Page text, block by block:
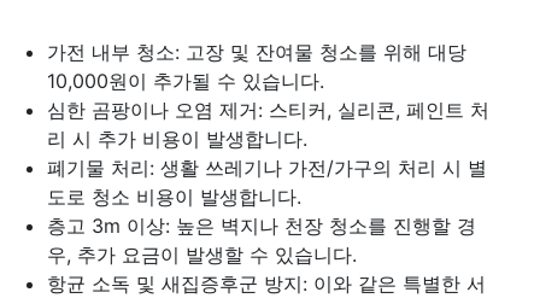
가전 내부 청소: 고장 및 잔여물 청소를 위해 대당
10,000원이 추가될 수 있습니다.
심한 곰팡이나 오염 제거: 스티커, 실리콘, 페인트 처
리 시 추가 비용이 발생합니다.
폐기물 처리: 생활 쓰레기나 가전/가구의 처리 시 별
도로 청소 비용이 발생합니다.
층고 3m 이상: 높은 벽지나 천장 청소를 진행할 경
우, 추가 요금이 발생할 수 있습니다.
항균 소독 및 새집증후군 방지: 이와 같은 특별한 서